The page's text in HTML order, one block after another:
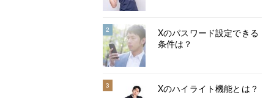
2
Xのパスワード設定できる
条件は？
3 Xのハイライト機能とは？